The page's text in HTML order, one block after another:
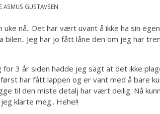
ASMUS GUSTAVSEN
nå.. Det har vært uvant å ikke ha sin
bilen.. Jeg har jo fått låne den om jeg har
3 år siden hadde jeg sagt at det ikke
har fått lappen og er vant med å bare
til den miste detalj har vært deilig. Nå
klarte meg.. Hehe!!